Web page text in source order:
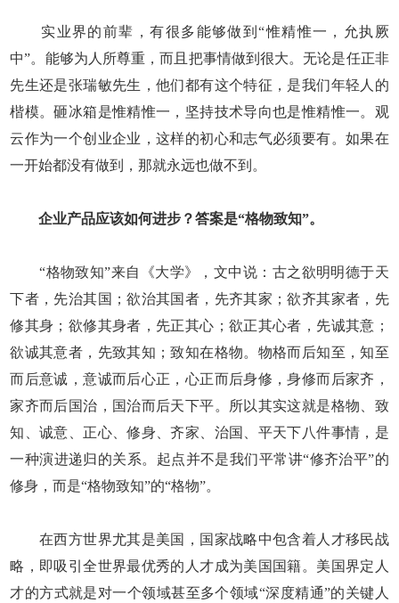
实业界的前辈，有很多能够做到“惟精惟一，允执厥
中”。能够为人所尊重，而且把事情做到很大。无论是任正非
先生还是张瑞敏先生，他们都有这个特征，是我们年轻人的
楷模。砸冰箱是惟精惟一，坚持技术导向也是惟精惟一。观
云作为一个创业企业，这样的初心和志气必须要有。如果在
一开始都没有做到，那就永远也做不到。
企业产品应该如何进步？答案是“格物致知”。
“格物致知”来自《大学》，文中说：古之欲明明德于天
下者，先治其国；欲治其国者，先齐其家；欲齐其家者，先
修其身；欲修其身者，先正其心；欲正其心者，先诚其意；
欲诚其意者，先致其知；致知在格物。物格而后知至，知至
而后意诚，意诚而后心正，心正而后身修，身修而后家齐，
家齐而后国治，国治而后天下平。所以其实这就是格物、致
知、诚意、正心、修身、齐家、治国、平天下八件事情，是
一种演进递归的关系。起点并不是我们平常讲“修齐治平”的
修身，而是“格物致知”的“格物”。
在西方世界尤其是美国，国家战略中包含着人才移民战
略，即吸引全世界最优秀的人才成为美国国籍。美国界定人
才的方式就是对一个领域甚至多个领域“深度精通”的关键人